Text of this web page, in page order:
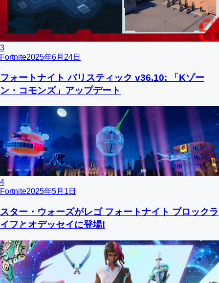
3
Fortnite2025年6月24日
フォートナイト バリスティック v36.10: 「Kゾー
ン・コモンズ」アップデート
4
Fortnite2025年5月1日
スター・ウォーズがレゴ フォートナイト ブロックラ
イフとオデッセイに登場!